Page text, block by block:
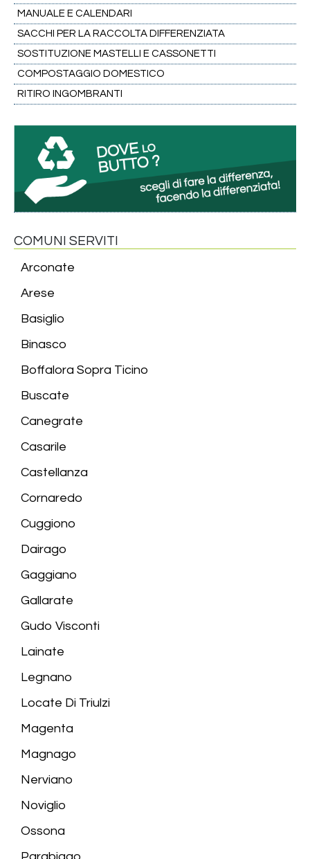
MANUALE E CALENDARI
SACCHI PER LA RACCOLTA DIFFERENZIATA
SOSTITUZIONE MASTELLI E CASSONETTI
COMPOSTAGGIO DOMESTICO
RITIRO INGOMBRANTI
COMUNI SERVITI
Arconate
Arese
Basiglio
Binasco
Boffalora Sopra Ticino
Buscate
Canegrate
Casarile
Castellanza
Cornaredo
Cuggiono
Dairago
Gaggiano
Gallarate
Gudo Visconti
Lainate
Legnano
Locate Di Triulzi
Magenta
Magnago
Nerviano
Noviglio
Ossona
Parabiago